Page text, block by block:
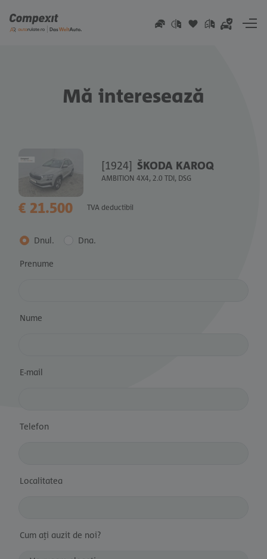
Mă interesează
[1924] ŠKODA KAROQ
AMBITION 4X4, 2.0 TDI, DSG
€ 21.500 TVA deductibil
Dnul. Dna.
Prenume
Nume
E-mail
Telefon
Localitatea
Cum ați auzit de noi?